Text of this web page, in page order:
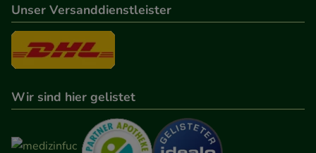
Unser Versanddienstleister
Wir sind hier gelistet